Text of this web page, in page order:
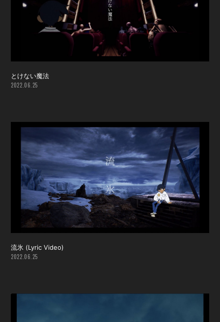
とけない魔法
2022.06.25
流氷 (Lyric Video)
2022.06.25